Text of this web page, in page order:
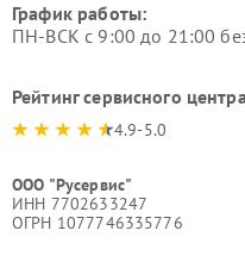
График работы:
ПН-ВСК с 9:00 до 21:00
Рейтинг сервисного
4.9-5.0
ООО "Русервис"
ИНН 7702633247
ОГРН 1077746335776